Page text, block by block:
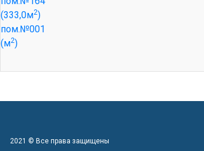
(333,0м2)
пом.№001
(м2)
2021 © Все права защищены